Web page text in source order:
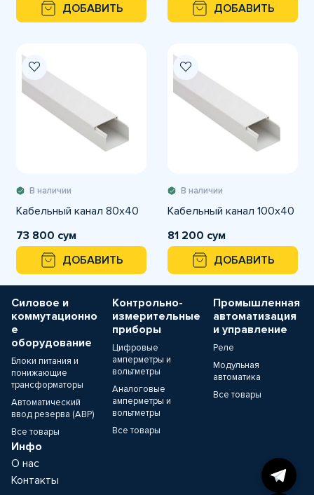
ДОБАВИТЬ
ДОБАВИТЬ
В наличии
Кабельный канал 80х40
73 800 сум
ДОБАВИТЬ
В наличии
Кабельный канал 100х40
81 200 сум
ДОБАВИТЬ
Силовое и
коммутационно
е
оборудование
Блоки питания и
понижающие
трансформаторы
Автоматический
ввод резерва (АВР)
Все товары
Контрольно-
измерительные
приборы
Цифровые
амперметры и
вольтметры
Аналоговые
амперметры и
вольтметры
Все товары
Промышленная
автоматизация
и управление
Реле
Модульная
автоматика
Все товары
Инфо
О нас
Контакты